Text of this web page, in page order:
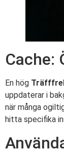
Cache:
En hög
uppdaterar i
när många
hitta specifika